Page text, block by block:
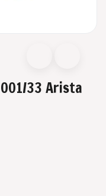
33 Arista